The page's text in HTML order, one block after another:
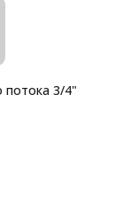
потока 3/4"